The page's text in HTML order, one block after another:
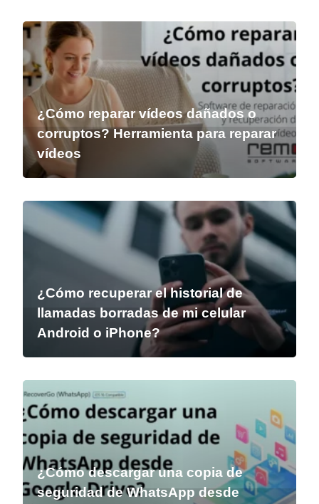
¿Cómo reparar vídeos dañados o
corruptos? Herramienta para reparar
vídeos
¿Cómo recuperar el historial de
llamadas borradas de mi celular
Android o iPhone?
¿Cómo descargar una copia de
seguridad de WhatsApp desde